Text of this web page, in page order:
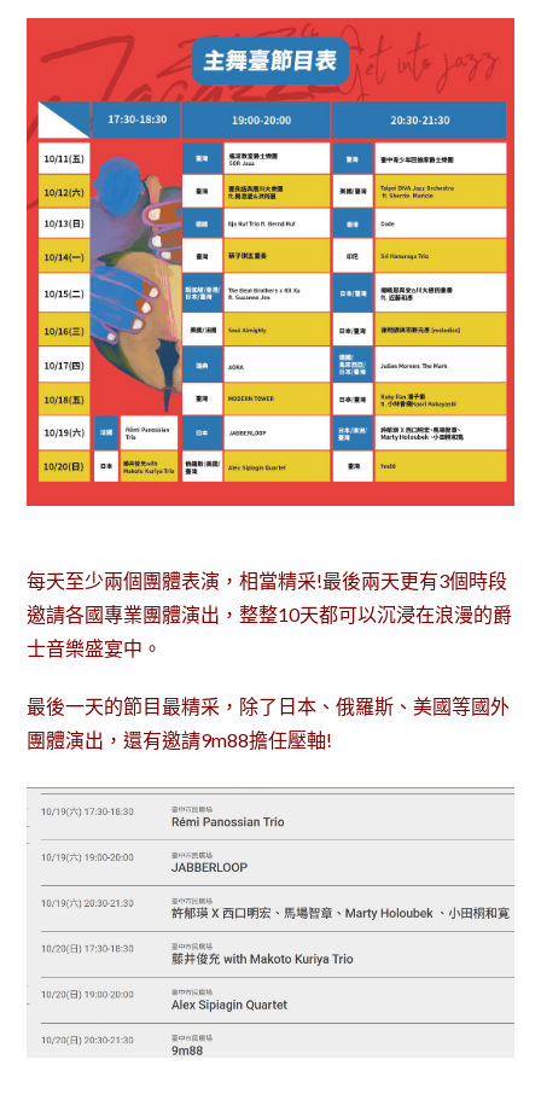
每天至少兩個團體表演，相當精采!最後兩天更有3個時段
邀請各國專業團體演出，整整10天都可以沉浸在浪漫的爵
士音樂盛宴中。
最後一天的節目最精采，除了日本、俄羅斯、美國等國外
團體演出，還有邀請9m88擔任壓軸!